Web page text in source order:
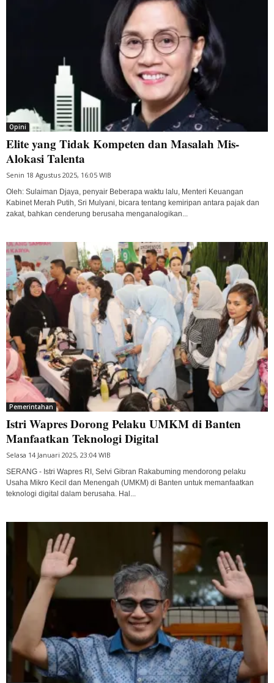
Opini
Elite yang Tidak Kompeten dan Masalah Mis-
Alokasi Talenta
Senin 18 Agustus 2025, 16:05 WIB
Oleh: Sulaiman Djaya, penyair Beberapa waktu lalu, Menteri Keuangan
Kabinet Merah Putih, Sri Mulyani, bicara tentang kemiripan antara pajak dan
zakat, bahkan cenderung berusaha menganalogikan...
Pemerintahan
Istri Wapres Dorong Pelaku UMKM di Banten
Manfaatkan Teknologi Digital
Selasa 14 Januari 2025, 23:04 WIB
SERANG - Istri Wapres RI, Selvi Gibran Rakabuming mendorong pelaku
Usaha Mikro Kecil dan Menengah (UMKM) di Banten untuk memanfaatkan
teknologi digital dalam berusaha. Hal...